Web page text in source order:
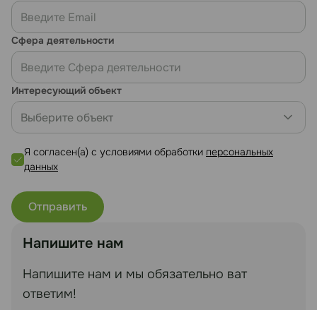
Напишите нам
Напишите нам и мы обязательно ват
ответим!
Сфера деятельности
Интересующий объект
Выберите объект
Я согласен(а) с условиями обработки персональных
данных